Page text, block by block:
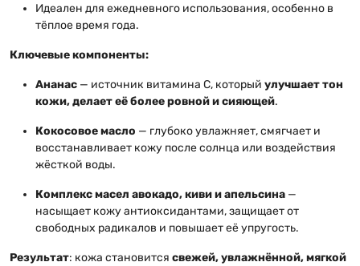
Идеален для ежедневного использования, особенно в
тёплое время года.
Ключевые компоненты:
Ананас — источник витамина С, который улучшает тон
кожи, делает её более ровной и сияющей.
Кокосовое масло — глубоко увлажняет, смягчает и
восстанавливает кожу после солнца или воздействия
жёсткой воды.
Комплекс масел авокадо, киви и апельсина —
насыщает кожу антиоксидантами, защищает от
свободных радикалов и повышает её упругость.
Результат: кожа становится свежей, увлажнённой, мягкой